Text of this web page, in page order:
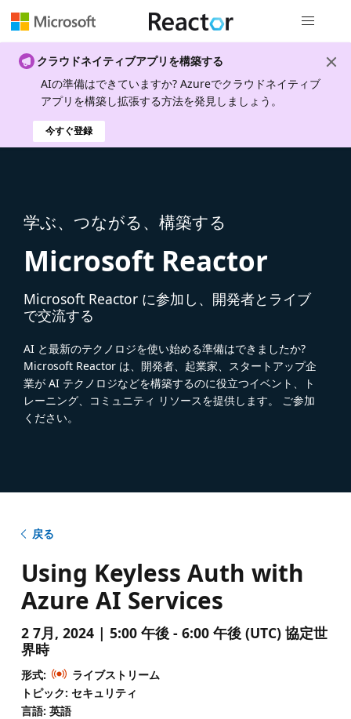
クラウドネイティブアプリを構築する
AIの準備はできていますか? Azureでクラウドネイティブ
アプリを構築し拡張する方法を発見しましょう。
今すぐ登録
学ぶ、つながる、構築する
Microsoft Reactor
Microsoft Reactor に参加し、開発者とライブ
で交流する
AI と最新のテクノロジを使い始める準備はできましたか?
Microsoft Reactor は、開発者、起業家、スタートアップ企
業が AI テクノロジなどを構築するのに役立つイベント、ト
レーニング、コミュニティ リソースを提供します。 ご参加
ください。
戻る
Using Keyless Auth with
Azure AI Services
2 7月, 2024 | 5:00 午後 - 6:00 午後 (UTC) 協定世
界時
形式:
ライブストリーム
トピック: セキュリティ
言語: 英語